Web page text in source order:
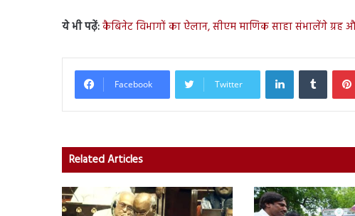
ये भी पढ़ें:कैबिनेट विभागों का ऐलान, सीएम माणिक साहा संभालेंगे ग्रह
Facebook Twitter
LinkedInTumblr
Related Articles